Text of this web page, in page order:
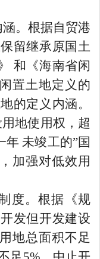
。根据自贸港
留继承原国土
和《海南省闲
置土地定义的
的定义内涵。
地使用权，超
未竣工的”国
加强对低效用
度。根据《规
发但开发建设
地总面积不足